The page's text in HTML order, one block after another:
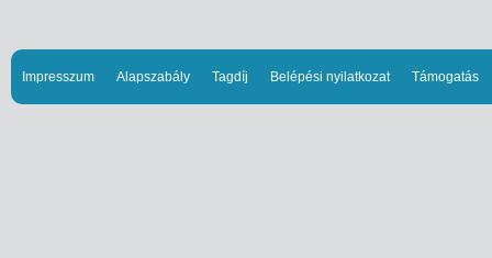
Impresszum Alapszabály Tagdíj Belépési nyilatkozat Támogatás